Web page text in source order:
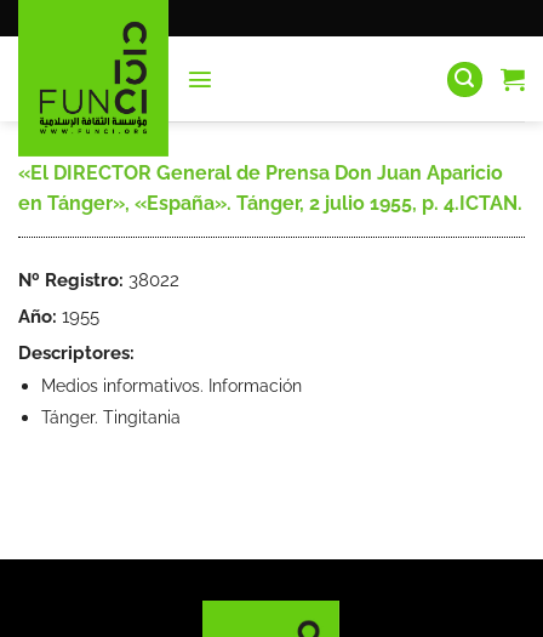
al
«El DIRECTOR General de Prensa Don Juan Aparicio
en Tánger», «España». Tánger, 2 julio 1955, p. 4.ICTAN.
Nº Registro: 38022
Año: 1955
Descriptores:
Medios informativos. Información
Tánger. Tingitania